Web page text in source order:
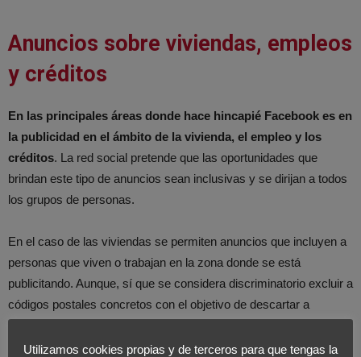
Anuncios sobre viviendas, empleos
y créditos
En las principales áreas donde hace hincapié Facebook es en
la publicidad en el ámbito de la vivienda, el empleo y los
créditos. La red social pretende que las oportunidades que
brindan este tipo de anuncios sean inclusivas y se dirijan a todos
los grupos de personas.
En el caso de las viviendas se permiten anuncios que incluyen a
personas que viven o trabajan en la zona donde se está
publicitando. Aunque, sí que se considera discriminatorio excluir a
códigos postales concretos con el objetivo de descartar a
personas de una raza determinada.
Utilizamos cookies propias y de terceros para que tengas la